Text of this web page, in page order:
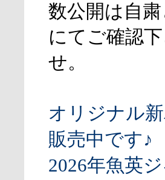
数公開は自
にてご確認
せ。
オリジナル
販売中です♪
2026年魚英